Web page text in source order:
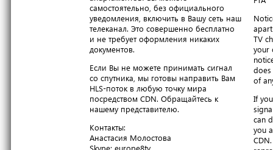
самостоятельно, без официального
уведомления, включить в Вашу сеть наш
телеканал. Это совершенно бесплатно
и не требует оформления никаких
документов.
Если Вы не можете принимать сигнал
со спутника, мы готовы направить Вам
HLS-поток в любую точку мира
посредством CDN. Обращайтесь к
нашему представителю.
Контакты:
Анастасия Молостова
​Skype: europe8tv
TV
your
of
If
can
you